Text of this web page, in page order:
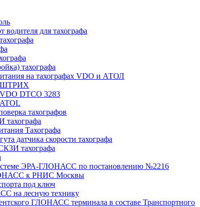
водителя для тахографа
тахографа
на тахографах VDO и АТОЛ
ШТРИХ
DTCO 3283
тахографов
тахографа
Тахографа
датчика скорости тахографа
тахографа
ЭРА-ГЛОНАСС по постановлению №2216
к РНИС Москвы
под ключ
на лесную технику
ГЛОНАСС терминала в составе Транспортного